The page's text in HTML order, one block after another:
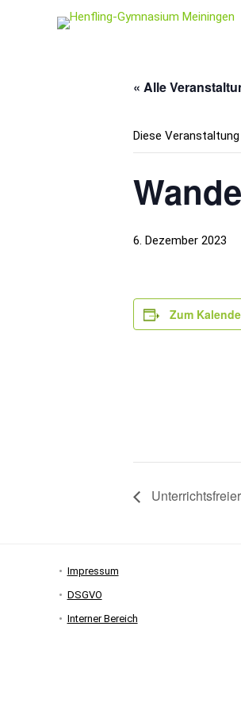
« Alle
Diese
6. Dezember 2023
Zum
Impressum
DSGVO
Interner Bereich